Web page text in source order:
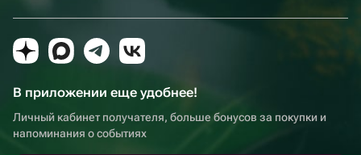
В приложении еще удобнее!
Личный кабинет получателя, больше бонусов за покупки и
напоминания о событиях